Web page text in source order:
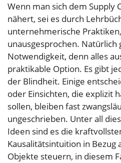
Wenn man sich dem Supply
nähert, sei es durch
unternehmerische
unausgesprochen. Natürlich
Notwendigkeit, denn alles
praktikable Option. Es gibt
der Blindheit. Einige
oder Einsichten, die explizit
sollen, bleiben fast
ungeschrieben. Unter all
Ideen sind es die
Kausalitätsintuition in
Objekte steuern, in diesem